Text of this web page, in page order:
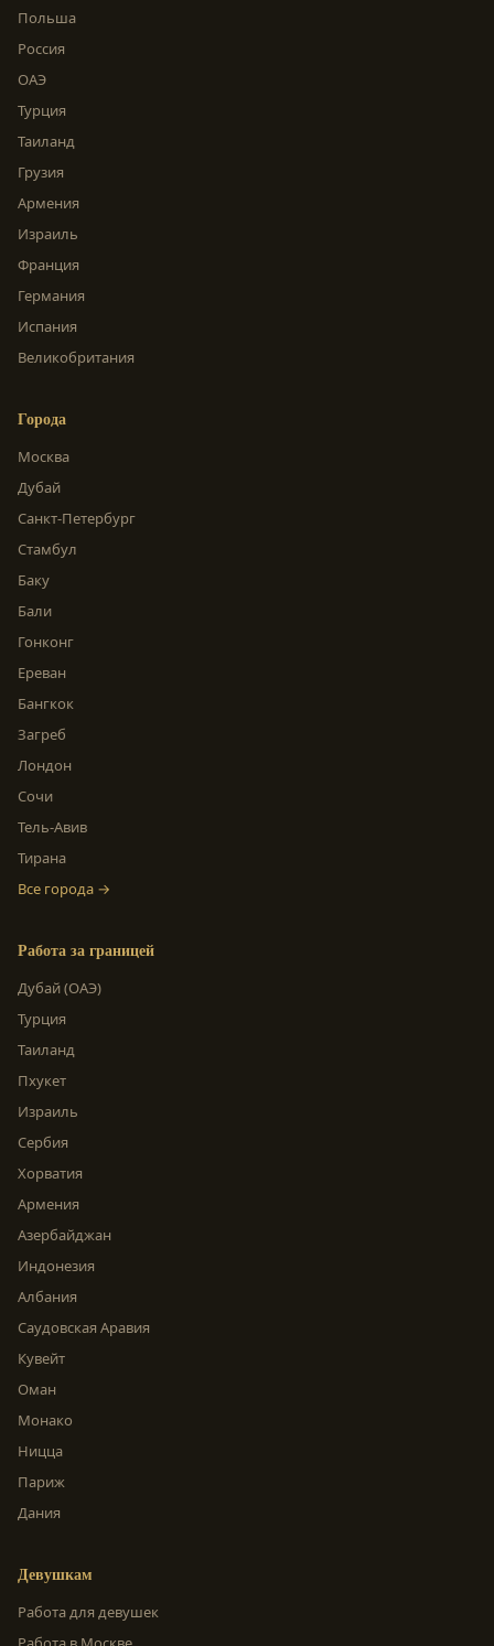
Польша
Россия
ОАЭ
Турция
Таиланд
Грузия
Армения
Израиль
Франция
Германия
Испания
Великобритания
Города
Москва
Дубай
Санкт-Петербург
Стамбул
Баку
Бали
Гонконг
Ереван
Бангкок
Загреб
Лондон
Сочи
Тель-Авив
Тирана
Все города →
Работа за границей
Дубай (ОАЭ)
Турция
Таиланд
Пхукет
Израиль
Сербия
Хорватия
Армения
Азербайджан
Индонезия
Албания
Саудовская Аравия
Кувейт
Оман
Монако
Ницца
Париж
Дания
Девушкам
Работа для девушек